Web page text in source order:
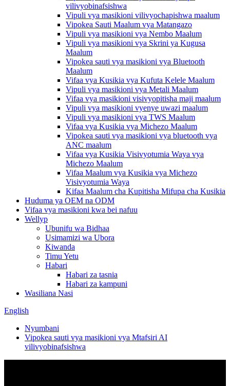
vilivyobinafsishwa
Vipuli vya masikioni vilivyochapishwa maalum
Vipokea Sauti Maalum vya Matangazo
Vipuli vya masikioni vya Nembo Maalum
Vipuli vya masikioni vya Skrini ya Kugusa
Maalum
Vipokea sauti vya masikioni vya Bluetooth
Maalum
Vifaa vya Kusikia vya Kufuta Kelele Maalum
Vipuli vya masikioni vya Metali Maalum
Vifaa vya masikioni visivyopitisha maji maalum
Vipuli vya masikioni vyenye uwazi maalum
Vipuli vya masikioni vya TWS Maalum
Vifaa vya Kusikia vya Michezo Maalum
Vipokea sauti vya masikioni vya bluetooth vya
ANC maalum
Vifaa vya Kusikia Visivyotumia Waya vya
Michezo Maalum
Vifaa Maalum vya Kusikia vya Michezo
Visivyotumia Waya
Kifaa Maalum cha Kupitisha Mifupa cha Kusikia
Huduma ya OEM na ODM
Vifaa vya masikioni kwa bei nafuu
Wellyp
Ubunifu wa Bidhaa
Usimamizi wa Ubora
Kiwanda
Timu Yetu
Habari
Habari za tasnia
Habari za kampuni
Wasiliana Nasi
English
Nyumbani
Vipokea sauti vya masikioni vya Mtafsiri AI
vilivyobinafsishwa